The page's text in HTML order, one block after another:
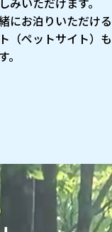
にお泊りいただける
（ペットサイト）も